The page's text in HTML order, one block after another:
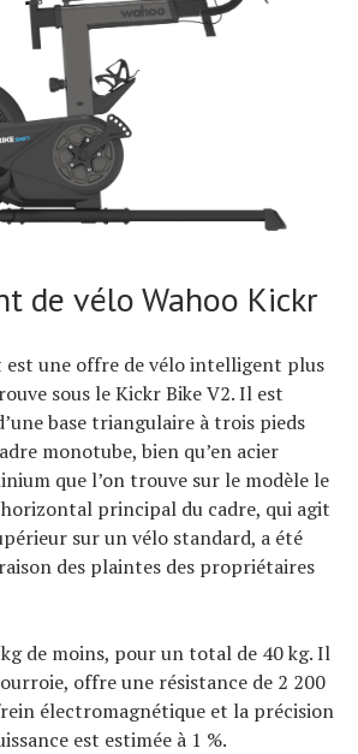
de vélo Wahoo Kickr
est une offre de vélo intelligent plus
sous le Kickr Bike V2. Il est
base triangulaire à trois pieds
monotube, bien qu’en acier
que l’on trouve sur le modèle le
principal du cadre, qui agit
sur un vélo standard, a été
des plaintes des propriétaires
de moins, pour un total de 40 kg. Il
offre une résistance de 2 200
électromagnétique et la précision
est estimée à 1 %.